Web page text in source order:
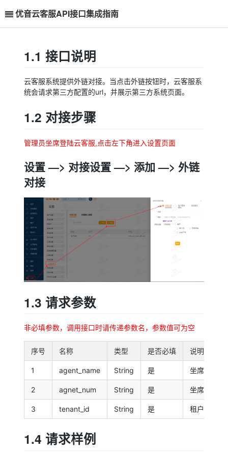
优音云客服API接口集成指南
1.1 接口说明
云客服系统提供外链对接。当点击外链按钮时，云客服系
统会请求第三方配置的url，并展示第三方系统页面。
1.2 对接步骤
管理员坐席登陆云客服,点击左下角进入设置页面
设置 —> 对接设置 —> 添加 —> 外链
对接
1.3 请求参数
非必填参数，调用接口时请传递参数名，参数值可为空
序号 名称 类型 是否必填 说明
1 agent_name String 是 坐席名称
2 agnet_num String 是 坐席工号
3 tenant_id String 是 租户ID
1.4 请求样例